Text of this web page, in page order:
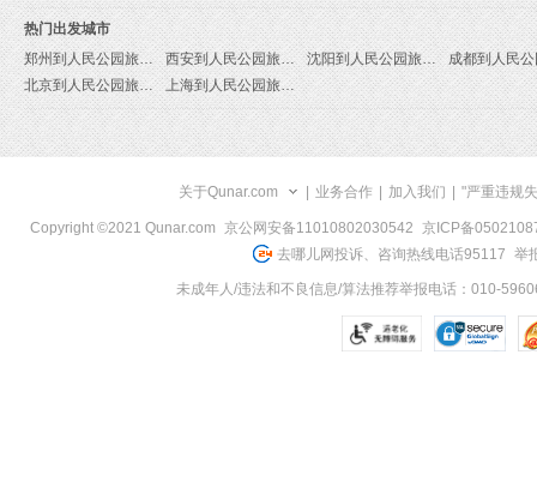
热门出发城市
郑州到人民公园旅游报价
西安到人民公园旅游报价
沈阳到人民公园旅游报价
北京到人民公园旅游报价
上海到人民公园旅游报价
关于Qunar.com 业务合作 加入我们 "严重违规
Copyright ©2021 Qunar.com 京公网安备11010802030542
京ICP备
去哪儿网投诉、咨询热线电话95117 举
未成年人/违法和不良信息/算法推荐举报电话：010-